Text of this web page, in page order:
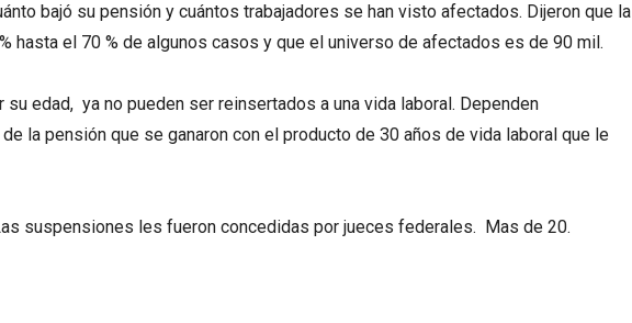
bajó su pensión y cuántos trabajadores se han visto afectados. Dijeron que la
hasta el 70 % de algunos casos y que el universo de afectados es de 90 mil.
su edad, ya no pueden ser reinsertados a una vida laboral. Dependen
la pensión que se ganaron con el producto de 30 años de vida laboral que le
suspensiones les fueron concedidas por jueces federales. Mas de 20.